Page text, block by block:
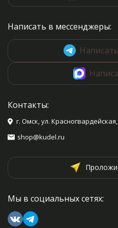
Написать в мессенджеры:
Контакты:
г. Омск, ул.
shop@kudel.ru
Мы в социальных сетях: